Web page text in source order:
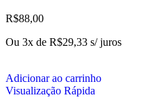
R$88,00
Ou 3x de R$29,33 s/ juros
Adicionar ao carrinho
Visualização Rápida